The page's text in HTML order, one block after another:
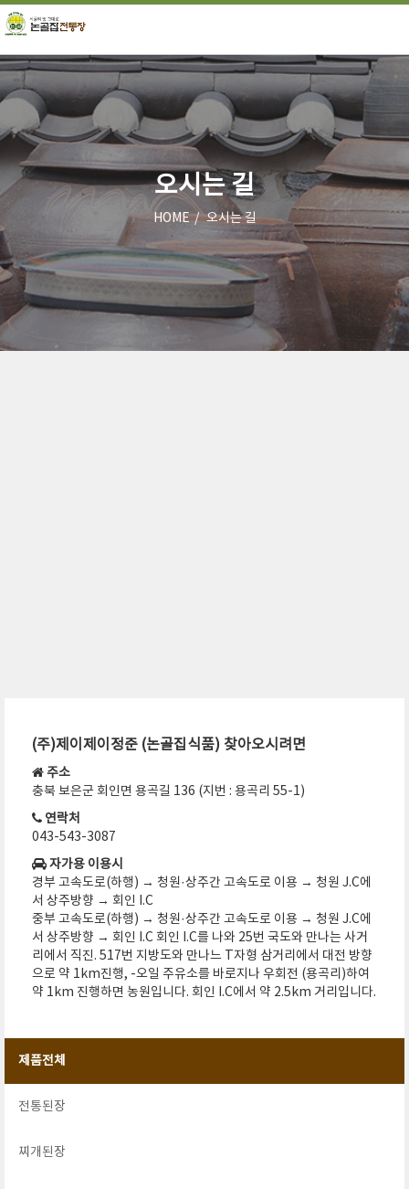
오시는 길
HOME 오시는 길
(주)제이제이정준 (논골집식품) 찾아오시려면
주소
충북 보은군 회인면 용곡길 136 (지번 : 용곡리 55-1)
연락처
043-543-3087
자가용 이용시
경부 고속도로(하행) → 청원·상주간 고속도로 이용 → 청원 J.C에
서 상주방향 → 회인 I.C
중부 고속도로(하행) → 청원·상주간 고속도로 이용 → 청원 J.C에
서 상주방향 → 회인 I.C 회인 I.C를 나와 25번 국도와 만나는 사거
리에서 직진. 517번 지방도와 만나느 T자형 삼거리에서 대전 방향
으로 약 1km진행, -오일 주유소를 바로지나 우회전 (용곡리)하여
약 1km 진행하면 농원입니다. 회인 I.C에서 약 2.5km 거리입니다.
제품전체
전통된장
찌개된장